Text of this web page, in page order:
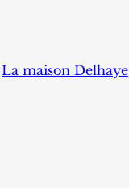
La maison Delhaye